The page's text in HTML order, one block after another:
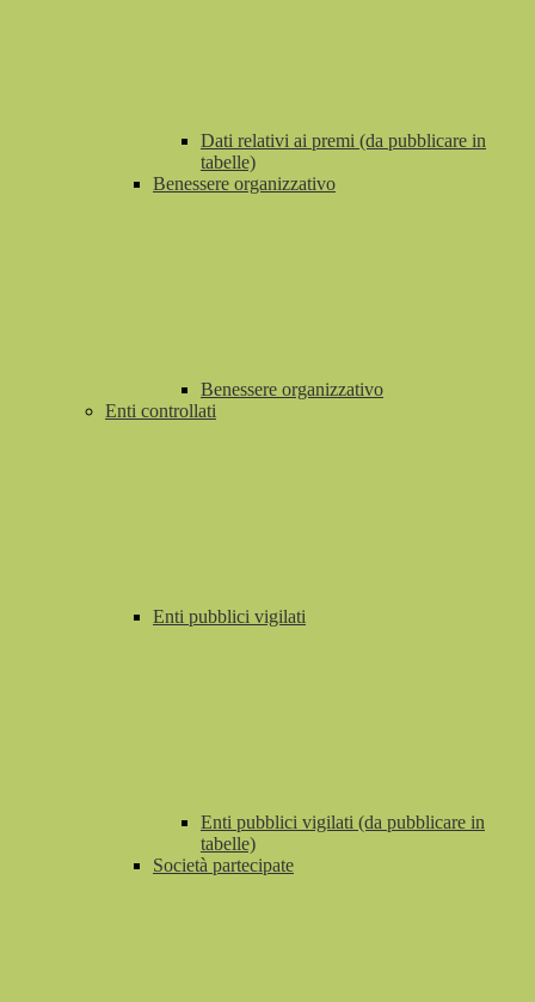
Dati relativi ai premi (da pubblicare in
tabelle)
Benessere organizzativo
Benessere organizzativo
Enti controllati
Enti pubblici vigilati
Enti pubblici vigilati (da pubblicare in
tabelle)
Società partecipate